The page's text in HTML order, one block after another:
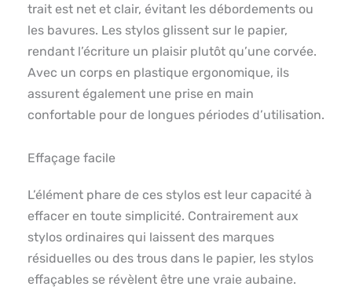
trait est net et clair, évitant les débordements ou
les bavures. Les stylos glissent sur le papier,
rendant l’écriture un plaisir plutôt qu’une corvée.
Avec un corps en plastique ergonomique, ils
assurent également une prise en main
confortable pour de longues périodes d’utilisation.
Effaçage facile
L’élément phare de ces stylos est leur capacité à
effacer en toute simplicité. Contrairement aux
stylos ordinaires qui laissent des marques
résiduelles ou des trous dans le papier, les stylos
effaçables se révèlent être une vraie aubaine.